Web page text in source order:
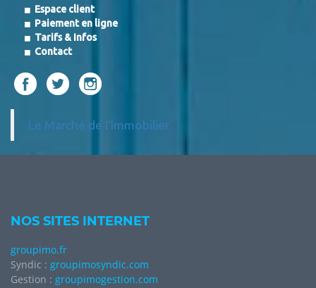
Espace client
Paiement en ligne
Tarifs & Infos
Contact
Le Marché de l'Immobilier
NOS SITES INTERNET
groupimo.fr
Syndic : groupimosyndic.com
Gestion : groupimogestion.com